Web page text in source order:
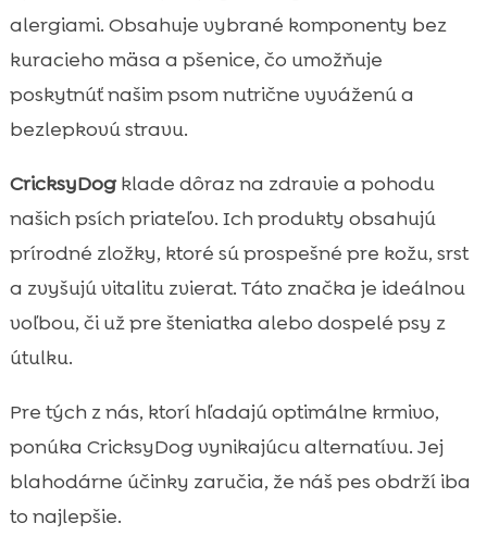
alergiami. Obsahuje vybrané komponenty bez
kuracieho mäsa a pšenice, čo umožňuje
poskytnúť našim psom nutrične vyváženú a
bezlepkovú stravu.
CricksyDogklade dôraz na zdravie a pohodu
našich psích priateľov. Ich produkty obsahujú
prírodné zložky, ktoré sú prospešné pre kožu, srst
a zvyšujú vitalitu zvierat. Táto značka je ideálnou
voľbou, či už pre šteniatka alebo dospelé psy z
útulku.
Pre tých z nás, ktorí hľadajú optimálne krmivo,
ponúka CricksyDog vynikajúcu alternatívu. Jej
blahodárne účinky zaručia, že náš pes obdrží iba
to najlepšie.